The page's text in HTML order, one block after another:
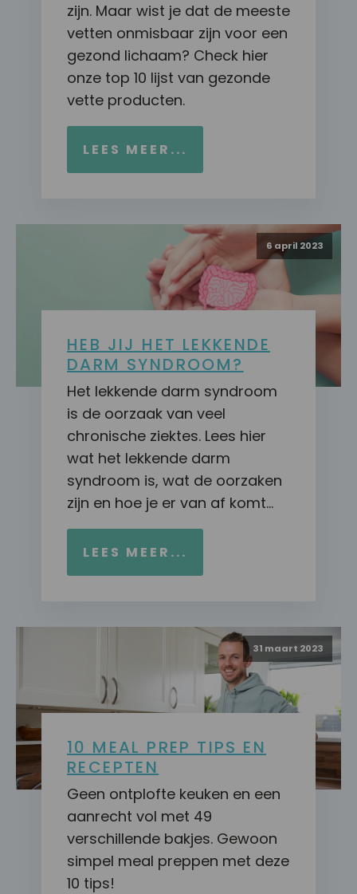
zijn. Maar wist je dat de meeste
vetten onmisbaar zijn voor een
gezond lichaam? Check hier
onze top 10 lijst van gezonde
vette producten.
LEES MEER...
6 april 2023
HEB JIJ HET LEKKENDE
DARM SYNDROOM?
Het lekkende darm syndroom
is de oorzaak van veel
chronische ziektes. Lees hier
wat het lekkende darm
syndroom is, wat de oorzaken
zijn en hoe je er van af komt…
LEES MEER...
31 maart 2023
10 MEAL PREP TIPS EN
RECEPTEN
Geen ontplofte keuken en een
aanrecht vol met 49
verschillende bakjes. Gewoon
simpel meal preppen met deze
10 tips!